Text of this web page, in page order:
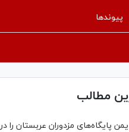
پیوندها
مطالب
پایگاه‌های مزدوران عربستان را در